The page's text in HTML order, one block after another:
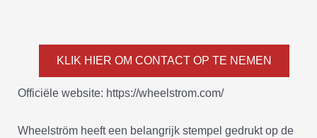
KLIK HIER OM CONTACT OP TE NEMEN
Officiële website: https://wheelstrom.com/
Wheelström heeft een belangrijk stempel gedrukt op de